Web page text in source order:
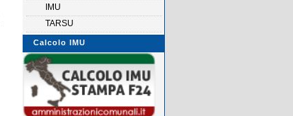
IMU
TARSU
Calcolo IMU